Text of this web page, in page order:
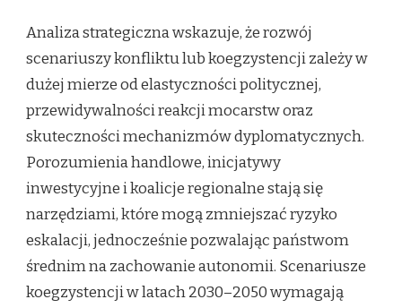
Analiza strategiczna wskazuje, że rozwój
scenariuszy konfliktu lub koegzystencji zależy w
dużej mierze od elastyczności politycznej,
przewidywalności reakcji mocarstw oraz
skuteczności mechanizmów dyplomatycznych.
Porozumienia handlowe, inicjatywy
inwestycyjne i koalicje regionalne stają się
narzędziami, które mogą zmniejszać ryzyko
eskalacji, jednocześnie pozwalając państwom
średnim na zachowanie autonomii. Scenariusze
koegzystencji w latach 2030–2050 wymagają